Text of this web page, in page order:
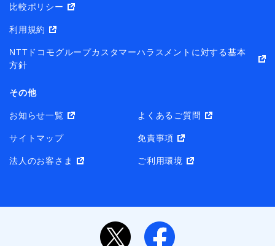
比較ポリシー
利用規約
NTTドコモグループカスタマーハラスメントに対する基本
方針
その他
お知らせ一覧 よくあるご質問
サイトマップ 免責事項
法人のお客さま ご利用環境